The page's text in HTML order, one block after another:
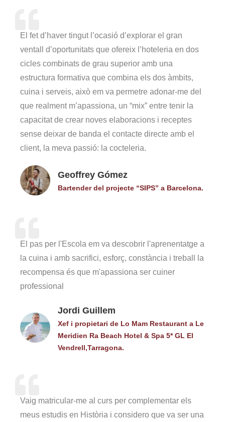
El fet d’haver tingut l’ocasió d’explorar el gran
ventall d’oportunitats que ofereix l’hoteleria en dos
cicles combinats de grau superior amb una
estructura formativa que combina els dos àmbits,
cuina i serveis, això em va permetre adonar-me del
que realment m’apassiona, un “mix” entre tenir la
capacitat de crear noves elaboracions i receptes
sense deixar de banda el contacte directe amb el
client, la meva passió: la cocteleria.
Geoffrey Gómez
Bartender del projecte “SIPS” a Barcelona.
El pas per l'Escola em va descobrir l'aprenentatge a
la cuina i amb sacrifici, esforç, constància i treball la
recompensa és que m'apassiona ser cuiner
professional
Jordi Guillem
Xef i propietari de Lo Mam Restaurant a Le
Meridien Ra Beach Hotel & Spa 5* GL El
Vendrell,Tarragona.
Vaig matricular-me al curs per complementar els
meus estudis en Història i considero que va ser una